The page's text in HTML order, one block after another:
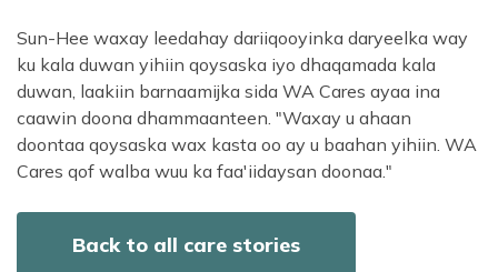
Sun-Hee waxay leedahay dariiqooyinka daryeelka way
ku kala duwan yihiin qoysaska iyo dhaqamada kala
duwan, laakiin barnaamijka sida WA Cares ayaa ina
caawin doona dhammaanteen. "Waxay u ahaan
doontaa qoysaska wax kasta oo ay u baahan yihiin. WA
Cares qof walba wuu ka faa'iidaysan doonaa."
Back to all care stories